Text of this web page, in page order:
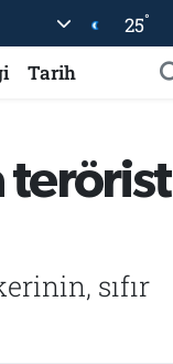
25°
Tarih
terörist
sıfır